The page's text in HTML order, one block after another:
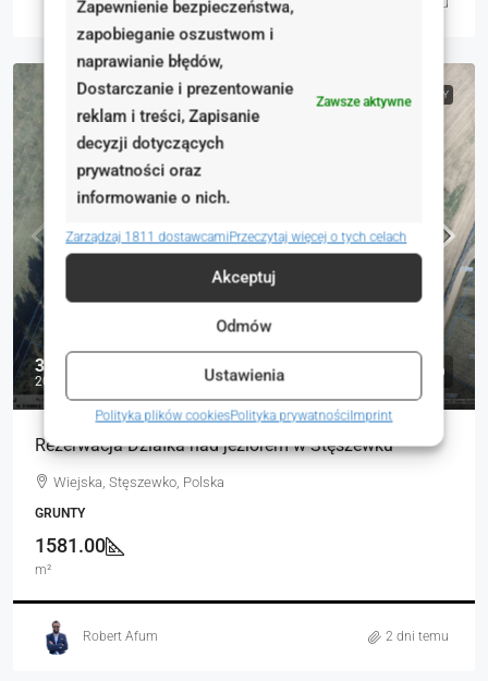
Zapewnienie bezpieczeństwa,
zapobieganie oszustwom i
naprawianie błędów,
Dostarczanie i prezentowanie
reklam i treści, Zapisanie
decyzji dotyczących
prywatności oraz
informowanie o nich.
Zawsze aktywne
Zarządzaj 1811 dostawcamiPrzeczytaj więcej o tych celach
Akceptuj
Odmów
Ustawienia
Polityka plików cookiesPolityka prywatnościImprint
NA SPRZEDAŻ RYNEK WTÓRNY
316 000 zł
200 zł
Rezerwacja Działka nad jeziorem w Stęszewku
Wiejska, Stęszewko, Polska
GRUNTY
1581.00
m²
Robert Afum 2 dni temu